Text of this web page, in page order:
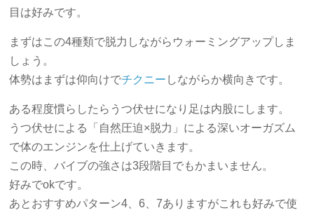
目は好みです。
まずはこの4種類で脱力しながらウォーミングアップしま
しょう。
体勢はまずは仰向けでチクニー しながらか横向きです。
ある程度慣らしたらうつ伏せになり足は内股にします。
うつ伏せによる「自然圧迫×脱力」による深いオーガズム
で体のエンジンを仕上げていきます。
この時、バイブの強さは3段階目でもかまいません。
好みでokです。
あとおすすめパターン4、6、7ありますがこれも好みで使